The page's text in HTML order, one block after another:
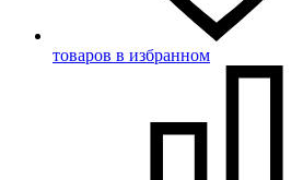
товаров в избранном